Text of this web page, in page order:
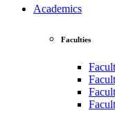
Academics
Faculties